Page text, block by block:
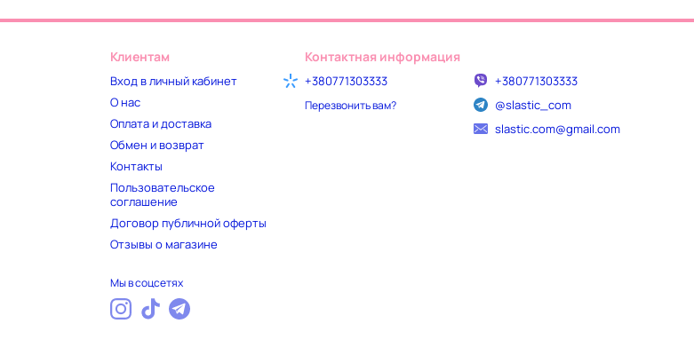
Клиентам
Вход в личный кабинет
О нас
Оплата и доставка
Обмен и возврат
Контакты
Пользовательское
соглашение
Договор публичной оферты
Отзывы о магазине
Мы в соцсетях
Контактная информация
+380771303333
Перезвонить вам?
+380771303333
@slastic_com
slastic.com@gmail.com